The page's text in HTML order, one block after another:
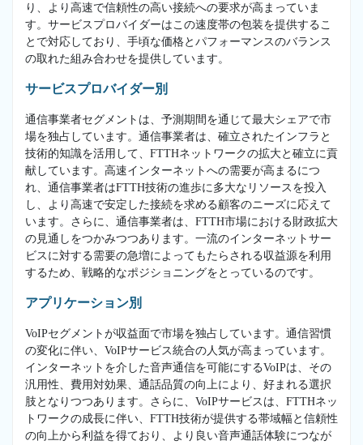
り、より高速で信頼性の高い接続への要求が高まっていま
す。サービスプロバイダーはこの速度帯の包装を提供するこ
とで対応しており、手頃な価格とパフォーマンスのバランス
の取れた組み合わせを提供しています。
サービスプロバイダー別
通信事業者セグメントは、予測期間を通じて最大シェアで市
場を独占しています。通信事業者は、確立されたインフラと
技術的知識を活用して、FTTHネットワークの拡大と確立に貢
献しています。高速インターネットへの需要が高まるにつ
れ、通信事業者はFTTH技術の進歩に多大なリソースを投入
し、より高速で安定した接続を求める顧客のニーズに応えて
います。さらに、通信事業者は、FTTH市場における財政拡大
の見通しをつかみつつあります。一流のインターネットサー
ビスに対する需要の急増によってもたらされる収益源を利用
するため、戦略的なポジショニングをとっているのです。
アプリケーション別
VoIPセグメントが収益面で市場を独占しています。通信習慣
の変化に伴い、VoIPサービス統合の人気が高まっています。
インターネットを介した音声通信を可能にするVoIPは、その
汎用性、費用対効果、通話品質の向上により、好まれる選択
肢となりつつあります。さらに、VoIPサービスは、FTTHネッ
トワークの成長に伴い、FTTH技術が提供する帯域幅と信頼性
の向上から利益を得ており、より良い音声通話体験につなが